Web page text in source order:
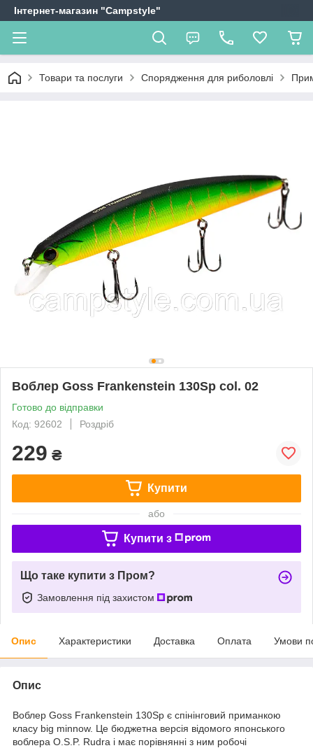
Інтернет-магазин "Campstyle"
Товари та послуги Спорядження для риболовлі
Воблер Goss Frankenstein 130Sp col. 02
Готово до відправки
Код: 92602
Роздріб
229 ₴
Купити
або
Купити з
Що таке купити з Пром?
Замовлення під захистом
Опис Характеристики Доставка Оплата Умови
Опис
Воблер Goss Frankenstein 130Sp є спінінговий приманкою
класу big minnow. Це бюджетна версія відомого японського
воблера O.S.P. Rudra і має порівнянні з ним робочі